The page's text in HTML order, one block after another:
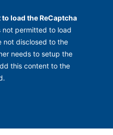
load the ReCaptcha
not permitted to load
not disclosed to the
needs to setup the
this content to the